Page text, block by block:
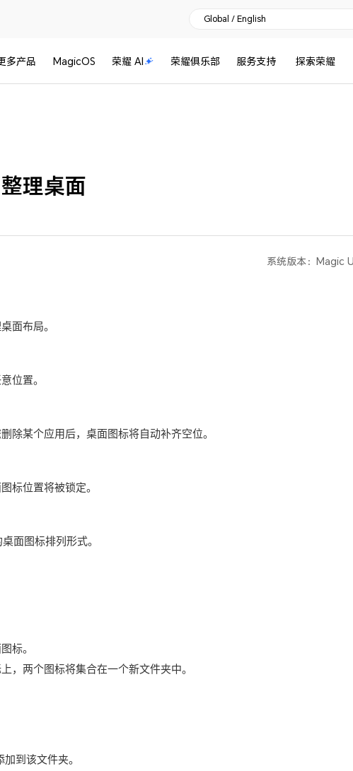
Global / English
多产品 MagicOS 荣耀 AI 荣耀俱乐部 服务支持 探索荣耀
整理桌面
系统版本：Magic
面布局。
位置。
除某个应用后，桌面图标将自动补齐空位。
标位置将被锁定。
面图标排列形式。
标。
，两个图标将集合在一个新文件夹中。
到该文件夹。